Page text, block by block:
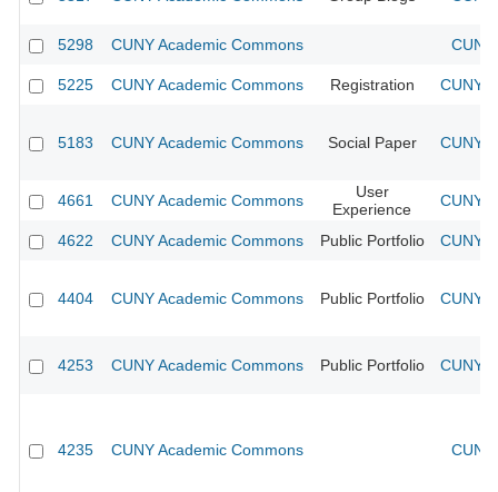
5298 CUNY Academic Commons
5225 CUNY Academic Commons Registration CUNY
5183 CUNY Academic Commons Social Paper CUNY
4661 CUNY Academic Commons
User
Experience
CUNY
4622 CUNY Academic Commons Public Portfolio CUNY
4404 CUNY Academic Commons Public Portfolio CUNY
4253 CUNY Academic Commons Public Portfolio CUNY
4235 CUNY Academic Commons